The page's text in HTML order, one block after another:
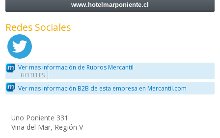
www.hotelmarponiente.cl
Redes Sociales
Ver mas información de Rubros Mercantil
HOTELES
Ver mas información B2B de esta empresa en Mercantil.com
Uno Poniente 331
Viña del Mar, Región V